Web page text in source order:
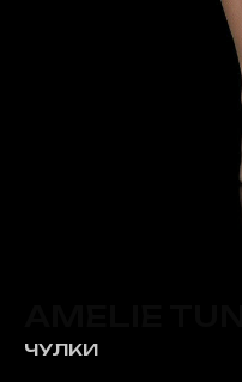
ЧУЛКИ